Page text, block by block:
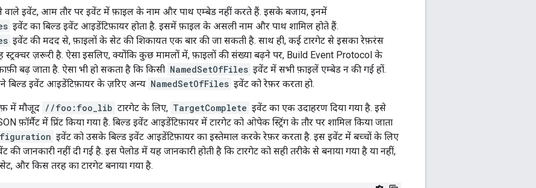
वाले इवेंट, आम तौर पर इवेंट में फ़ाइल के नाम और पाथ एम्बेड नहीं करते हैं. इसके बजाय, इनमें
इवेंट का बिल्ड इवेंट आइडेंटिफ़ायर होता है. इसमें फ़ाइल के असली नाम और पाथ शामिल होते हैं.
इवेंट की मदद से, फ़ाइलों के सेट की शिकायत एक बार की जा सकती है. साथ ही, कई टारगेट से इसका रेफ़रंस
स्ट्रक्चर ज़रूरी है. ऐसा इसलिए, क्योंकि कुछ मामलों में, फ़ाइलों की संख्या बढ़ने पर, Build Event Protocol के
बढ़ जाता है. ऐसा भी हो सकता है कि किसी NamedSetOfFiles इवेंट में सभी फ़ाइलें एम्बेड न की गई हों.
बिल्ड इवेंट आइडेंटिफ़ायर के ज़रिए अन्य NamedSetOfFiles इवेंट को रेफ़र करता हो.
में मौजूद //foo:foo_lib टारगेट के लिए, TargetComplete इवेंट का एक उदाहरण दिया गया है. इसे
फ़ॉर्मैट में प्रिंट किया गया है. बिल्ड इवेंट आइडेंटिफ़ायर में टारगेट को ओपेक स्ट्रिंग के तौर पर शामिल किया जाता
इवेंट को उसके बिल्ड इवेंट आइडेंटिफ़ायर का इस्तेमाल करके रेफ़र करता है. इस इवेंट में बच्चों के लिए
की जानकारी नहीं दी गई है. इस पेलोड में यह जानकारी होती है कि टारगेट को सही तरीके से बनाया गया है या नहीं,
और किस तरह का टारगेट बनाया गया है.